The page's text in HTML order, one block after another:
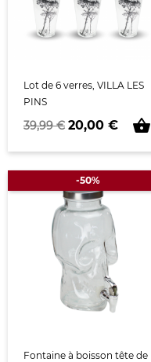
Lot de 6 verres, VILLA LES
PINS
Prix de base
39,99 € Prix
20,00 € shopping_basket
Fontaine à boisson tête de
-50%